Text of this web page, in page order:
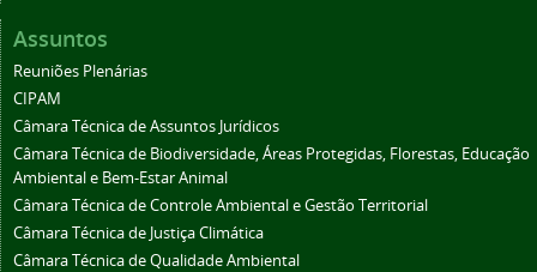
Assuntos
Reuniões Plenárias
CIPAM
Câmara Técnica de Assuntos Jurídicos
Câmara Técnica de Biodiversidade, Áreas Protegidas, Florestas, Educação
Ambiental e Bem-Estar Animal
Câmara Técnica de Controle Ambiental e Gestão Territorial
Câmara Técnica de Justiça Climática
Câmara Técnica de Qualidade Ambiental